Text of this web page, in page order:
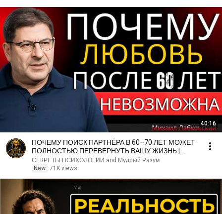
40:16
ПОЧЕМУ ПОИСК ПАРТНЁРА В 60–70 ЛЕТ МОЖЕТ
ПОЛНОСТЬЮ ПЕРЕВЕРНУТЬ ВАШУ ЖИЗНЬ |
МИХАИЛ ЛАБКОВСКИЙ
СЕКРЕТЫ ПСИХОЛОГИИ and Мудрый Разум
New 71K views